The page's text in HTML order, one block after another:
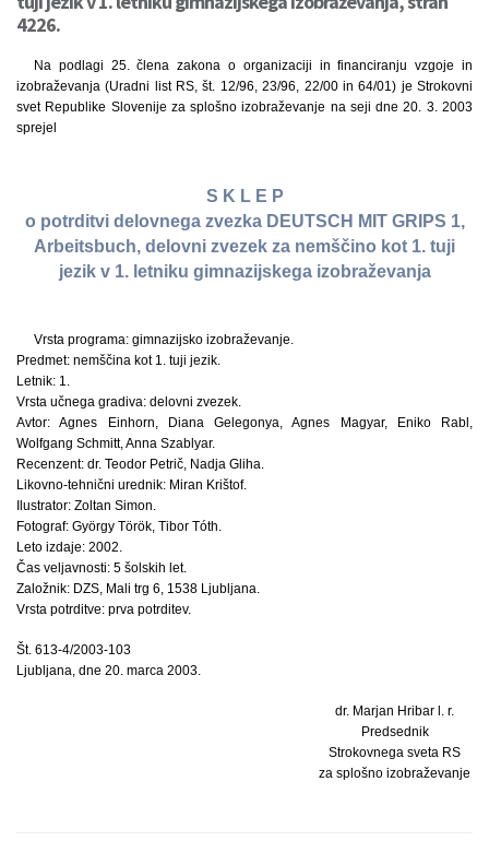
4226.
Na podlagi 25. člena zakona o organizaciji in financiranju vzgoje in
izobraževanja (Uradni list RS, št. 12/96, 23/96, 22/00 in 64/01) je Strokovni
svet Republike Slovenije za splošno izobraževanje na seji dne 20. 3. 2003
sprejel
S K L E P
o potrditvi delovnega zvezka DEUTSCH MIT GRIPS 1,
Arbeitsbuch, delovni zvezek za nemščino kot 1. tuji
jezik v 1. letniku gimnazijskega izobraževanja
Vrsta programa: gimnazijsko izobraževanje.
Predmet: nemščina kot 1. tuji jezik.
Letnik: 1.
Vrsta učnega gradiva: delovni zvezek.
Avtor: Agnes Einhorn, Diana Gelegonya, Agnes Magyar, Eniko Rabl,
Wolfgang Schmitt, Anna Szablyar.
Recenzent: dr. Teodor Petrič, Nadja Gliha.
Likovno-tehnični urednik: Miran Krištof.
Ilustrator: Zoltan Simon.
Fotograf: György Török, Tibor Tóth.
Leto izdaje: 2002.
Čas veljavnosti: 5 šolskih let.
Založnik: DZS, Mali trg 6, 1538 Ljubljana.
Vrsta potrditve: prva potrditev.
Št. 613-4/2003-103
Ljubljana, dne 20. marca 2003.
dr. Marjan Hribar l. r.
Predsednik
Strokovnega sveta RS
za splošno izobraževanje